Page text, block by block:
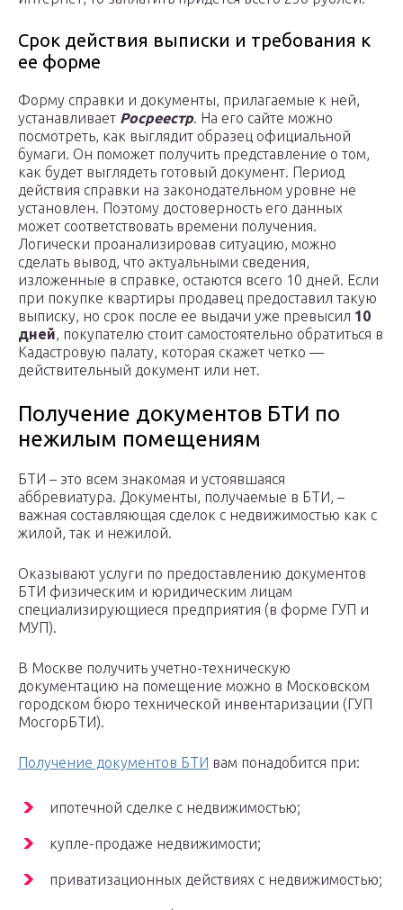
Срок действия выписки и требования к
ее форме
Форму справки и документы, прилагаемые к ней,
устанавливает Росреестр. На его сайте можно
посмотреть, как выглядит образец официальной
бумаги. Он поможет получить представление о том,
как будет выглядеть готовый документ. Период
действия справки на законодательном уровне не
установлен. Поэтому достоверность его данных
может соответствовать времени получения.
Логически проанализировав ситуацию, можно
сделать вывод, что актуальными сведения,
изложенные в справке, остаются всего 10 дней. Если
при покупке квартиры продавец предоставил такую
выписку, но срок после ее выдачи уже превысил 10
дней, покупателю стоит самостоятельно обратиться в
Кадастровую палату, которая скажет четко —
действительный документ или нет.
Получение документов БТИ по
нежилым помещениям
БТИ – это всем знакомая и устоявшаяся
аббревиатура. Документы, получаемые в БТИ, –
важная составляющая сделок с недвижимостью как с
жилой, так и нежилой.
Оказывают услуги по предоставлению документов
БТИ физическим и юридическим лицам
специализирующиеся предприятия (в форме ГУП и
МУП).
В Москве получить учетно-техническую
документацию на помещение можно в Московском
городском бюро технической инвентаризации (ГУП
МосгорБТИ).
Получение документов БТИ вам понадобится при:
ипотечной сделке с недвижимостью;
купле-продаже недвижимости;
приватизационных действиях с недвижимостью;